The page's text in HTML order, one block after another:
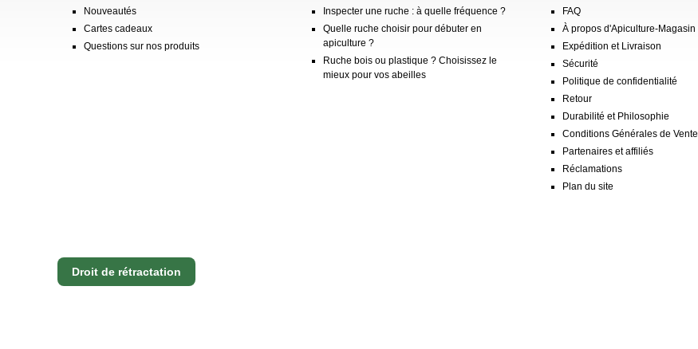
Nouveautés
Cartes cadeaux
Questions sur nos produits
Inspecter une ruche : à quelle fréquence ?
Quelle ruche choisir pour débuter en
apiculture ?
Ruche bois ou plastique ? Choisissez le
mieux pour vos abeilles
FAQ
À propos d'Apiculture-Magasin
Expédition et Livraison
Sécurité
Politique de confidentialité
Retour
Durabilité et Philosophie
Conditions Générales de Vente
Partenaires et affiliés
Réclamations
Plan du site
Droit de rétractation